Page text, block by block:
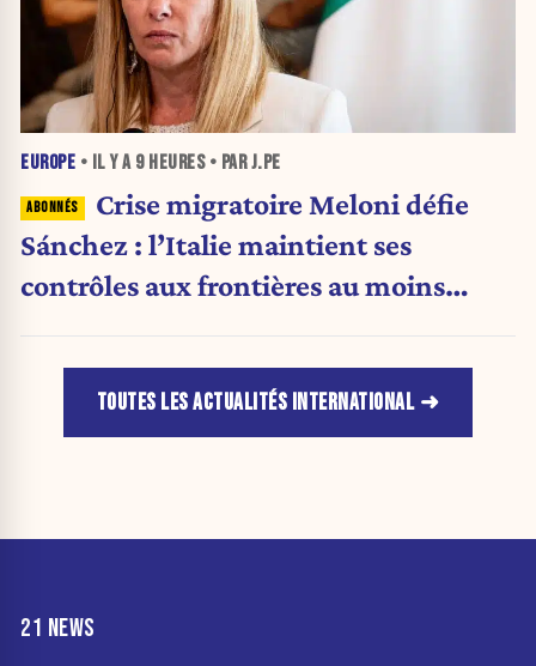
EUROPE • IL Y A 9 HEURES• PAR J.PE
Crise migratoire Meloni défie
Sánchez : l’Italie maintient ses
contrôles aux frontières au moins
TOUTES LES ACTUALITÉS INTERNATIONAL
21 NEWS